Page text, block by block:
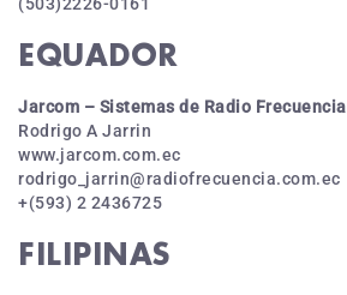
EQUADOR
Jarcom – Sistemas de Radio Frecuencia
Rodrigo A Jarrin
www.jarcom.com.ec
rodrigo_jarrin@radiofrecuencia.com.ec
+(593) 2 2436725
FILIPINAS